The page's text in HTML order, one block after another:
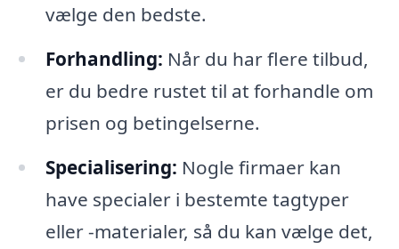
vælge den bedste.
Forhandling: Når du har flere tilbud,
er du bedre rustet til at forhandle om
prisen og betingelserne.
Specialisering: Nogle firmaer kan
have specialer i bestemte tagtyper
eller -materialer, så du kan vælge det,